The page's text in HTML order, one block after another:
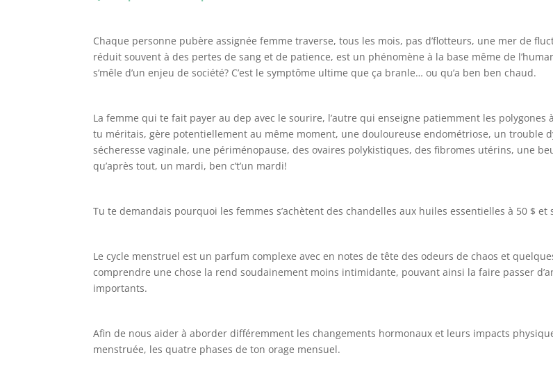
Chaque personne pubère assignée femme traverse, tous les mois, pas d’flotteurs, une mer de
réduit souvent à des pertes de sang et de patience, est un phénomène à la base même de
s’mêle d’un enjeu de société? C’est le symptôme ultime que ça branle… ou qu’a ben ben chaud.
La femme qui te fait payer au dep avec le sourire, l’autre qui enseigne patiemment les
tu méritais, gère potentiellement au même moment, une douloureuse endométriose, un
sécheresse vaginale, une périménopause, des ovaires polykistiques, des fibromes utérins, une
qu’après tout, un mardi, ben c’t’un mardi!
Tu te demandais pourquoi les femmes s’achètent des chandelles aux huiles essentielles à 50 $ et
Le cycle menstruel est un parfum complexe avec en notes de tête des odeurs de chaos et
comprendre une chose la rend soudainement moins intimidante, pouvant ainsi la faire passer
importants.
Afin de nous aider à aborder différemment les changements hormonaux et leurs impacts
menstruée, les quatre phases de ton orage mensuel.